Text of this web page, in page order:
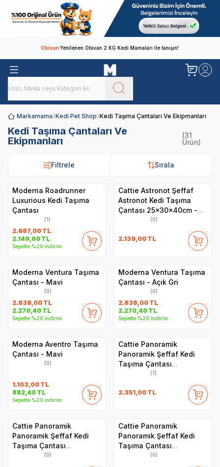
ObivanYenilenen Obivan 2 KG Kedi Mamaları ile tanışın!
Markamama Kedi Pet Shop Kedi Taşıma Çantaları Ve Ekipmanları
Kedi Taşıma Çantaları Ve
Ekipmanları
(31
Ürün)
Filtrele Sırala
Filtrele Sırala
Moderna Roadrunner
Luxurious Kedi Taşıma
Çantası
(1)
2.687,00 TL
2.149,60 TL
Sepette %20 indirim
Cattie Astronot Şeffaf
Astronot Kedi Taşıma
Çantası 25x30x40cm -
(0)
2.139,00 TL
Moderna Ventura Taşıma
Çantası - Mavi
(0)
2.838,00 TL
2.270,40 TL
Sepette %20 indirim
Moderna Ventura Taşıma
Çantası - Açık Gri
(0)
2.838,00 TL
2.270,40 TL
Sepette %20 indirim
Moderna Aventro Taşıma
Çantası - Mavi
(0)
1.103,00 TL
882,40 TL
Sepette %20 indirim
Cattie Panoramik
Panoramik Şeffaf Kedi
Taşıma Çantası
30x40x35cm - Yeşil
(1)
2.351,00 TL
Cattie Panoramik
Panoramik Şeffaf Kedi
Taşıma Çantası
30x40x35cm - Turuncu
(0)
Cattie Panoramik
Panoramik Şeffaf Kedi
Taşıma Çantası
30x40x35cm - Siyah
(0)